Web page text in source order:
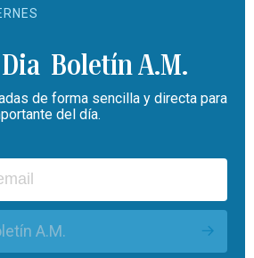
Boletín A.M.
de forma sencilla y directa para
del día.
A.M.